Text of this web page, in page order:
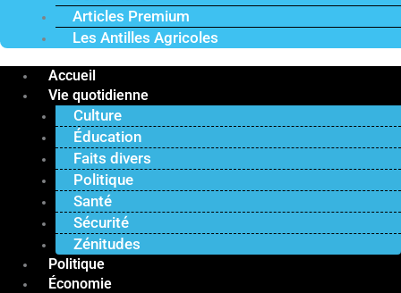
Articles Premium
Les Antilles Agricoles
Accueil
Vie quotidienne
Culture
Éducation
Faits divers
Politique
Santé
Sécurité
Zénitudes
Politique
Économie